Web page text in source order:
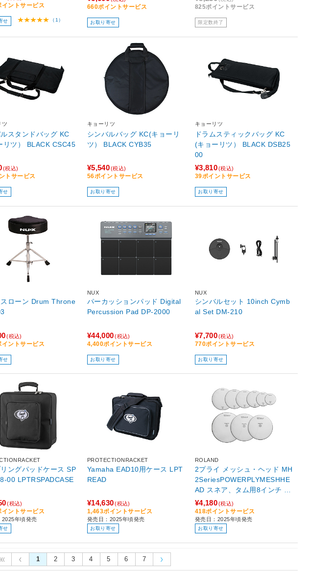
ントサービス
せ （1）
660ポイントサービス
お取り寄せ
825ポイントサービス
限定数終了
ツ
スタンドバッグ KC
リツ） BLACK CSC45
(税込)
トサービス
せ
キョーリツ
シンバルバッグ KC(キョーリ
ツ） BLACK CYB35
¥5,540(税込)
56ポイントサービス
お取り寄せ
キョーリツ
ドラムスティックバッグ KC
(キョーリツ） BLACK DSB25
00
¥3,810(税込)
39ポイントサービス
お取り寄せ
スローン Drum Throne
(税込)
ントサービス
せ
NUX
パーカッションパッド Digital
Percussion Pad DP-2000
¥44,000(税込)
4,400ポイントサービス
お取り寄せ
NUX
シンバルセット 10inch Cymb
al Set DM-210
¥7,700(税込)
770ポイントサービス
お取り寄せ
ングパッドケース SP
C-A008-00 LPTRSPADCASE
(税込)
ントサービス
2025年頃発売
せ
PROTECTIONRACKET
Yamaha EAD10用ケース LPT
READ
¥14,630(税込)
1,463ポイントサービス
発売日：2025年頃発売
お取り寄せ
ROLAND
2プライ メッシュ・ヘッド MH
2SeriesPOWERPLYMESHHE
AD スネア、タム用8インチ M
H2-8
¥4,180(税込)
418ポイントサービス
発売日：2025年頃発売
お取り寄せ
1 2 3 4 5 6 7